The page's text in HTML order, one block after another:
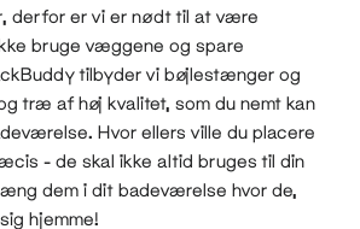
derfor er vi er nødt til at være
bruge væggene og spare
tilbyder vi bøjlestænger og
træ af høj kvalitet, som du nemt kan
Hvor ellers ville du placere
- de skal ikke altid bruges til din
dem i dit badeværelse hvor de,
hjemme!